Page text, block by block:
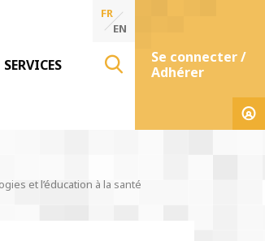
SERVICES
FR
EN
Se connecter /
Adhérer
et l’éducation à la santé